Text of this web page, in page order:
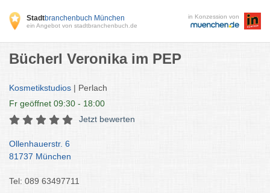
Stadtbranchenbuch München
ein Angebot von stadtbranchenbuch.de
in Konzession von
Bücherl Veronika im PEP
Kosmetikstudios | Perlach
Fr geöffnet 09:30 - 18:00
Jetzt bewerten
Ollenhauerstr. 6
81737 München
Tel: 089 63497711